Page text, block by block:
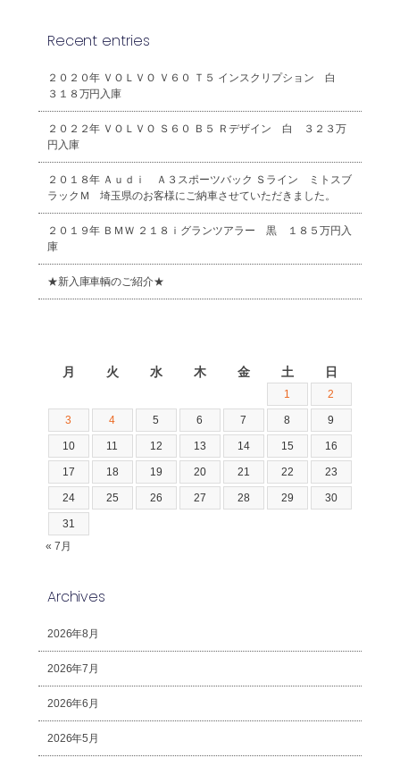
Recent entries
２０２０年 ＶＯＬＶＯ Ｖ６０ Ｔ５ インスクリプション 白
３１８万円入庫
２０２２年 ＶＯＬＶＯ Ｓ６０ Ｂ５ Ｒデザイン 白 ３２３万
円入庫
２０１８年 Ａｕｄｉ Ａ３スポーツバック Ｓライン ミトスブ
ラックＭ 埼玉県のお客様にご納車させていただきました。
２０１９年 ＢＭＷ ２１８ｉグランツアラー 黒 １８５万円入
庫
★新入庫車輌のご紹介★
月 火 水 木 金 土 日
1 2
3 4 5 6 7 8 9
10 11 12 13 14 15 16
17 18 19 20 21 22 23
24 25 26 27 28 29 30
31
« 7月
Archives
2026年8月
2026年7月
2026年6月
2026年5月